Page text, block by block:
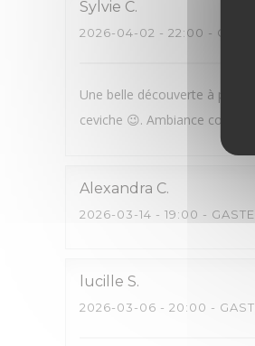
Sylvie C
2026-04-02 - 22:00 -
Une belle découverte à
ceviche 😉. Ambiance
Alexandra C
2026-03-14 - 19:00 -
lucille S
2026-03-06 - 20:00 -